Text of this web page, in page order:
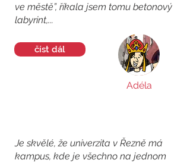
ve městě”, říkala jsem tomu betonový
labyrint,...
číst dál
Adéla
Je skvělé, že univerzita v Řezně má
kampus, kde je všechno na jednom